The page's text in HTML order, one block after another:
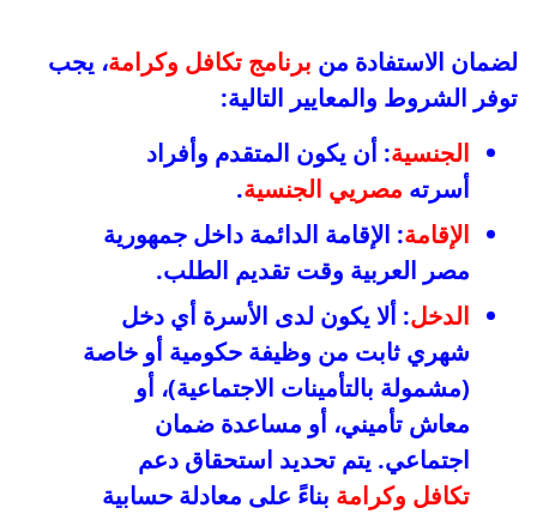
لضمان الاستفادة من برنامج تكافل وكرامة، يجب
توفر الشروط والمعايير التالية:
الجنسية: أن يكون المتقدم وأفراد
أسرته مصريي الجنسية.
الإقامة: الإقامة الدائمة داخل جمهورية
مصر العربية وقت تقديم الطلب.
الدخل: ألا يكون لدى الأسرة أي دخل
شهري ثابت من وظيفة حكومية أو خاصة
(مشمولة بالتأمينات الاجتماعية)، أو
معاش تأميني، أو مساعدة ضمان
اجتماعي. يتم تحديد استحقاق دعم
تكافل وكرامة بناءً على معادلة حسابية